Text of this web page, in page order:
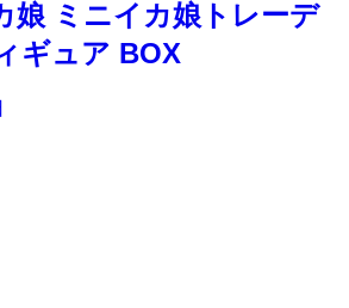
娘 ミニイカ娘トレーデ
ギュア BOX